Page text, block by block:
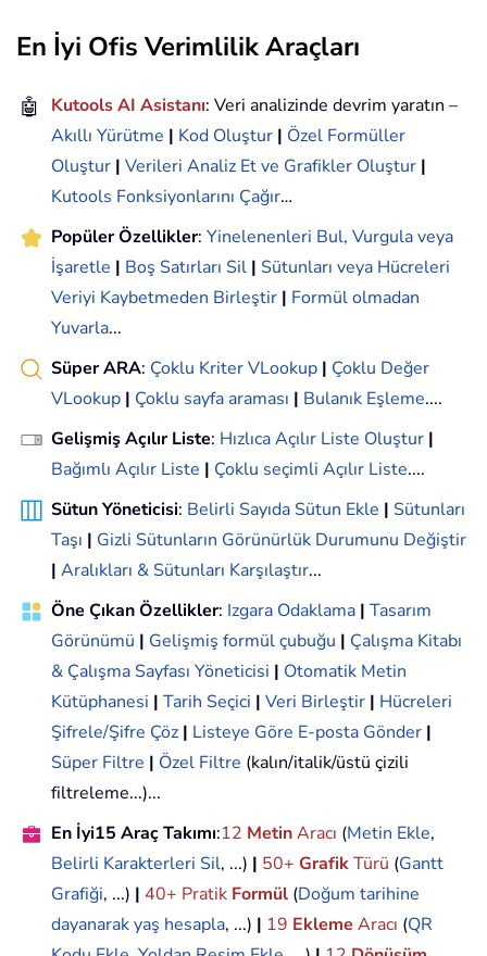
En İyi Ofis Verimlilik Araçları
🤖 Kutools AI Asistanı: Veri analizinde devrim yaratın –
Akıllı Yürütme | Kod Oluştur | Özel Formüller
Oluştur | Verileri Analiz Et ve Grafikler Oluştur |
Kutools Fonksiyonlarını Çağır…
Popüler Özellikler: Yinelenenleri Bul, Vurgula veya
İşaretle | Boş Satırları Sil | Sütunları veya Hücreleri
Veriyi Kaybetmeden Birleştir | Formül olmadan
Yuvarla...
Süper ARA: Çoklu Kriter VLookup | Çoklu Değer
VLookup | Çoklu sayfa araması | Bulanık Eşleme....
Gelişmiş Açılır Liste: Hızlıca Açılır Liste Oluştur |
Bağımlı Açılır Liste | Çoklu seçimli Açılır Liste....
Sütun Yöneticisi: Belirli Sayıda Sütun Ekle | Sütunları
Taşı | Gizli Sütunların Görünürlük Durumunu Değiştir
| Aralıkları & Sütunları Karşılaştır...
Öne Çıkan Özellikler: Izgara Odaklama | Tasarım
Görünümü | Gelişmiş formül çubuğu | Çalışma Kitabı
& Çalışma Sayfası Yöneticisi | Otomatik Metin
Kütüphanesi | Tarih Seçici | Veri Birleştir | Hücreleri
Şifrele/Şifre Çöz | Listeye Göre E-posta Gönder |
Süper Filtre | Özel Filtre (kalın/italik/üstü çizili
filtreleme...)...
En İyi15 Araç Takımı:12 MetinAracı (Metin Ekle,
Belirli Karakterleri Sil, ...) | 50+ GrafikTürü (Gantt
Grafiği, ...) | 40+ Pratik Formül (Doğum tarihine
dayanarak yaş hesapla, ...) | 19 Ekleme Aracı (QR